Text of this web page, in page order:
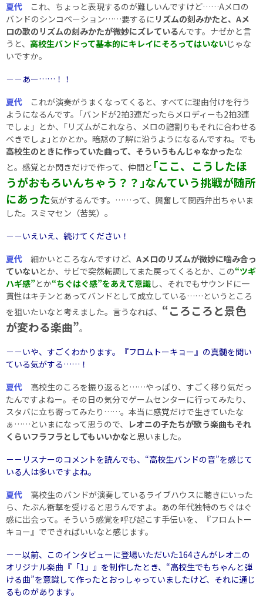
夏代 これ、ちょっと表現するのが難しいんですけど……Aメロの
バンドのシンコペーション……要するに リズムの刻みかたと、Aメ
ロの歌のリズムの刻みかたが微妙にズレているんです。ナゼかと言
うと、 高校生バンドって基本的にキレイにそろってはいないじゃな
いですか。
－－あー……！！
夏代 これが演奏がうまくなってくると、すべてに理由付けを行う
ようになるんです。｢バンドが2拍3連だったらメロディーも2拍3連
でしょ」とか、｢リズムがこれなら、メロの譜割りもそれに合わせる
べきでしょ｣とかとか。暗黙の了解に沿うようになるんですね。でも
高校生のときに作っていた曲って、そういうもんじゃなかったな
と。感覚とか閃きだけで作って、仲間と ｢ここ、こうしたほ
うがおもろいんちゃう？？｣なんていう挑戦が随所
にあった気がするんです。……って、興奮して関西弁出ちゃいま
した。スミマセン（苦笑）。
－－いえいえ、続けてください！
夏代 細かいところなんですけど、 Aメロのリズムが微妙に噛み合っ
ていないとか、サビで突然転調してまた戻ってくるとか、この“ツギ
ハギ感”とか“ちぐはぐ感”をあえて意識し、それでもサウンドに一
貫性はキチンとあってバンドとして成立している……というところ
を狙いたいなと考えました。言うなれば、 “ころころと景色
が変わる楽曲”。
－－いや、すごくわかります。『フロムトーキョー』の真髄を聞い
ている気がする……！
夏代 高校生のころを振り返ると……やっぱり、すごく移り気だっ
たんですよねー。その日の気分でゲームセンターに行ってみたり、
スタバに立ち寄ってみたり……。本当に感覚だけで生きていたな
ぁ……といまになって思うので、 レオニの子たちが歌う楽曲もそれ
くらいフラフラとしてもいいかな と思いました。
－－リスナーのコメントを読んでも、“高校生バンドの音”を感じて
いる人は多いですよね。
夏代 高校生のバンドが演奏しているライブハウスに聴きにいった
ら、たぶん衝撃を受けると思うんですよ。あの年代独特のちぐはぐ
感に出会って。そういう感覚を呼び起こす手伝いを、『フロムトー
キョー』でできればいいなと感じます。
－－以前、このインタビューに登場いただいた164さんがレオニの
オリジナル楽曲『「1」』を制作したとき、“高校生でもちゃんと弾
ける曲”を意識して作ったとおっしゃっていましたけど、それに通じ
るものがあります。